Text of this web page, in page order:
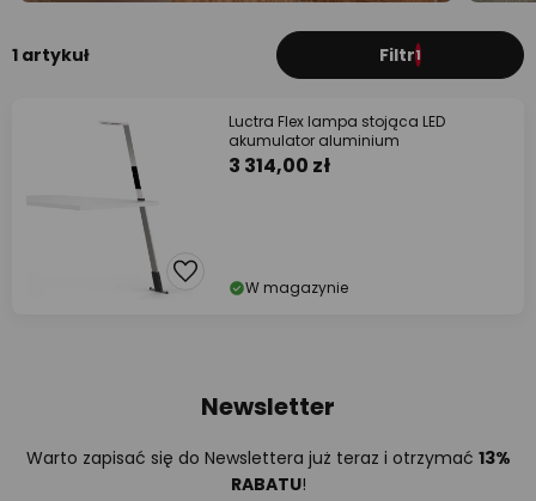
1 artykuł Filtr1
Luctra Flex lampa stojąca LED
akumulator aluminium
3 314,00 zł
W magazynie
Newsletter
Warto zapisać się do Newslettera już teraz i otrzymać 13%
RABATU!